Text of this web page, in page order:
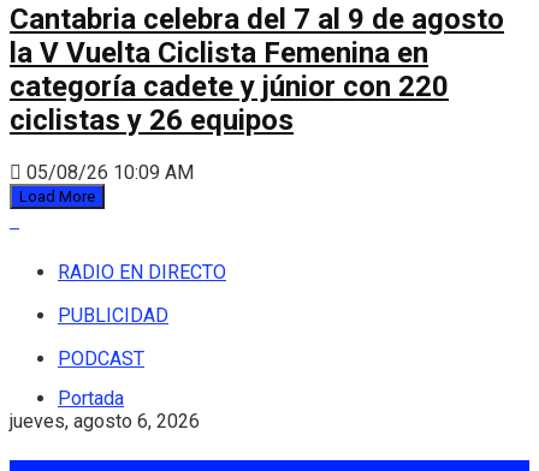
Cantabria celebra del 7 al 9 de agosto
la V Vuelta Ciclista Femenina en
categoría cadete y júnior con 220
ciclistas y 26 equipos
05/08/26 10:09 AM
Load More
RADIO EN DIRECTO
PUBLICIDAD
PODCAST
jueves, agosto 6, 2026
Portada